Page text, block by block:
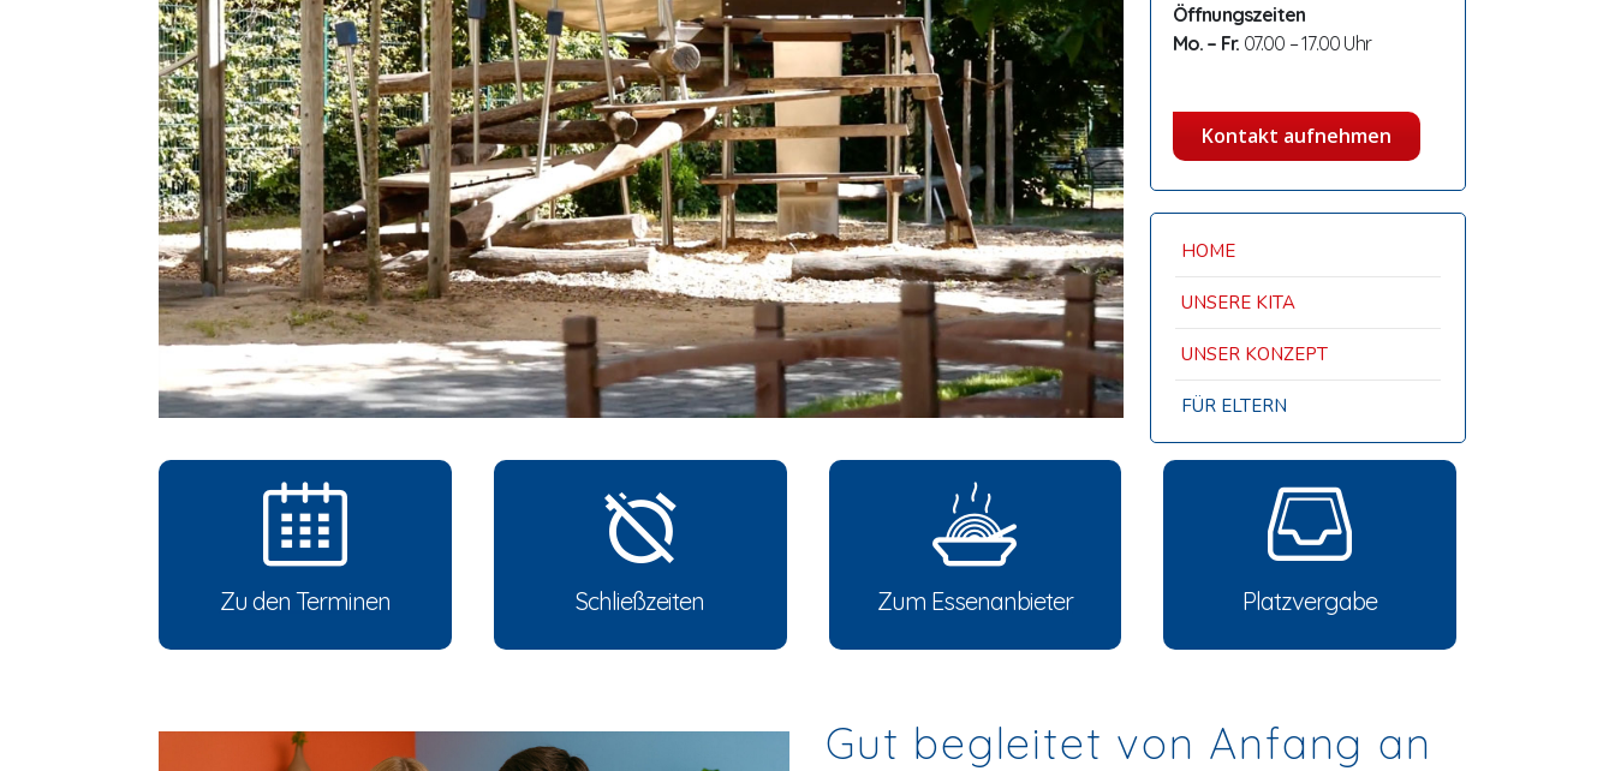
Öffnungszeiten
Mo. – Fr. 07.00 – 17.00 Uhr
Kontakt aufnehmen
HOME
UNSERE KITA
UNSER KONZEPT
FÜR ELTERN
Zu den Terminen Schließzeiten Zum Essenanbieter Platzvergabe
Gut begleitet von Anfang an